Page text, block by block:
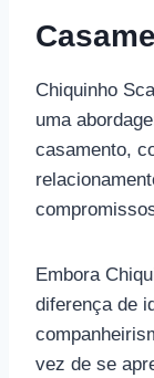
Chiquinho
uma
casamento,
Embora
diferença de
vez de se